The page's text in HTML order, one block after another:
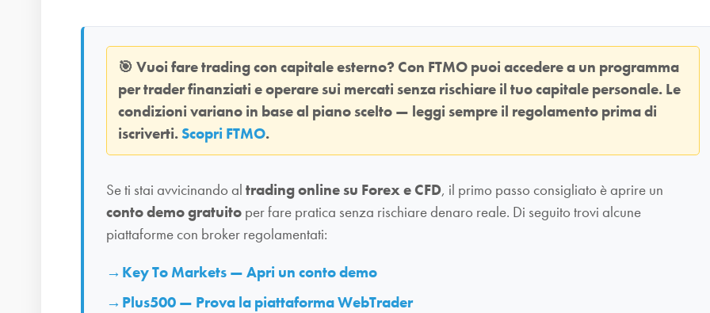
🎯 Vuoi fare trading con capitale esterno? Con FTMO puoi accedere a un programma
per trader finanziati e operare sui mercati senza rischiare il tuo capitale personale. Le
condizioni variano in base al piano scelto — leggi sempre il regolamento prima di
iscriverti. Scopri FTMO.
Se ti stai avvicinando al trading online su Forex e CFD, il primo passo consigliato è aprire un
conto demo gratuito per fare pratica senza rischiare denaro reale. Di seguito trovi alcune
piattaforme con broker regolamentati:
Key To Markets — Apri un conto demo
Plus500 — Prova la piattaforma WebTrader